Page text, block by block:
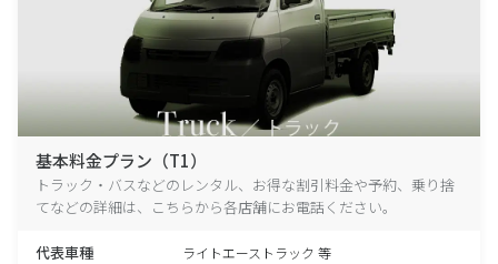
基本料金プラン（T1）
トラック・バスなどのレンタル、お得な割引料金や予約、乗り捨
てなどの詳細は、こちらから各店舗にお電話ください。
代表車種 ライトエーストラック 等